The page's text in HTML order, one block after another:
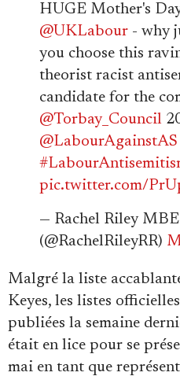
HUGE Mother's
@UKLabour - why
you choose this
theorist racist
candidate for the
@Torbay_Council
@LabourAgainstAS
pic.twitter.com/
— Rachel Riley
(@RachelRileyRR)
Malgré la liste
Keyes, les listes
publiées la semaine
était en lice pour se
mai en tant que